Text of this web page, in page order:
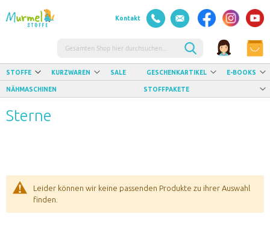
Kontakt
Suche
STOFFE KURZWAREN SALE GESCHENKARTIKEL E-BOOKS
NÄHMASCHINEN STOFFPAKETE
Sterne
Leider können wir keine passenden Produkte zu ihrer Auswahl
finden.